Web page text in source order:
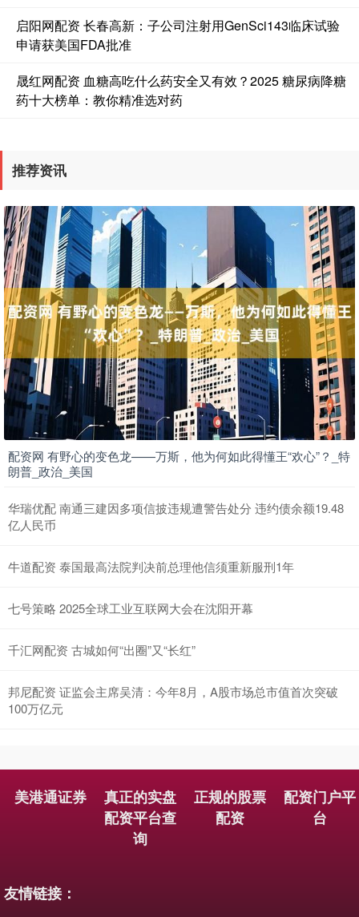
启阳网配资 长春高新：子公司注射用GenSci143临床试验
申请获美国FDA批准
晟红网配资 血糖高吃什么药安全又有效？2025 糖尿病降糖
药十大榜单：教你精准选对药
推荐资讯
配资网 有野心的变色龙——万斯，他为何如此得懂王“欢心”？_特
朗普_政治_美国
华瑞优配 南通三建因多项信披违规遭警告处分 违约债余额19.48
亿人民币
牛道配资 泰国最高法院判决前总理他信须重新服刑1年
七号策略 2025全球工业互联网大会在沈阳开幕
千汇网配资 古城如何“出圈”又“长红”
邦尼配资 证监会主席吴清：今年8月，A股市场总市值首次突破
100万亿元
美港通证券
真正的实盘
配资平台查
询
正规的股票
配资
配资门户平
台
友情链接：